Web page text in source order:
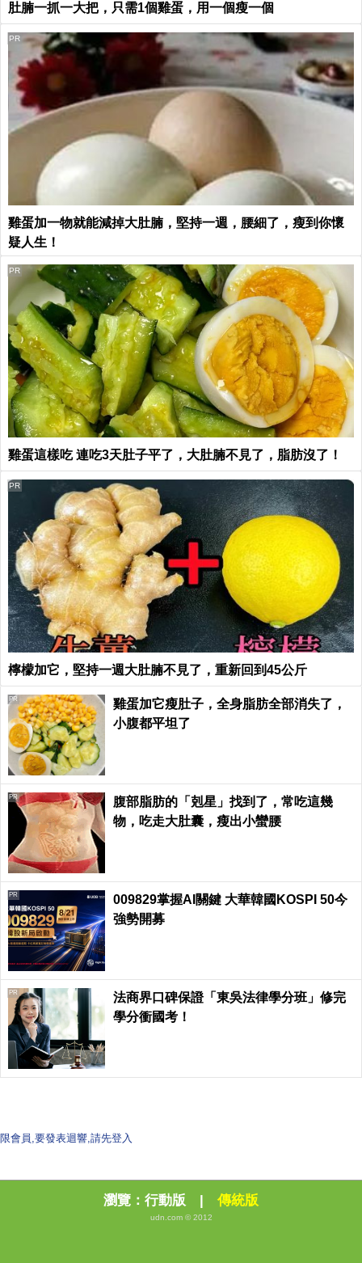
肚腩一抓一大把，只需1個雞蛋，用一個瘦一個
雞蛋加一物就能減掉大肚腩，堅持一週，腰細了，瘦到你懷
疑人生！
PR
雞蛋這樣吃 連吃3天肚子平了，大肚腩不見了，脂肪沒了！
PR
檸檬加它，堅持一週大肚腩不見了，重新回到45公斤
PR
雞蛋加它瘦肚子，全身脂肪全部消失了，
小腹都平坦了
PR
腹部脂肪的「剋星」找到了，常吃這幾
物，吃走大肚囊，瘦出小蠻腰
PR
009829掌握AI關鍵 大華韓國KOSPI 50今
強勢開募
PR
法商界口碑保證「東吳法律學分班」修完
學分衝國考！
PR
限會員,要發表迴響,請先登入
瀏覽： 行動版 | 傳統版
udn.com © 2012